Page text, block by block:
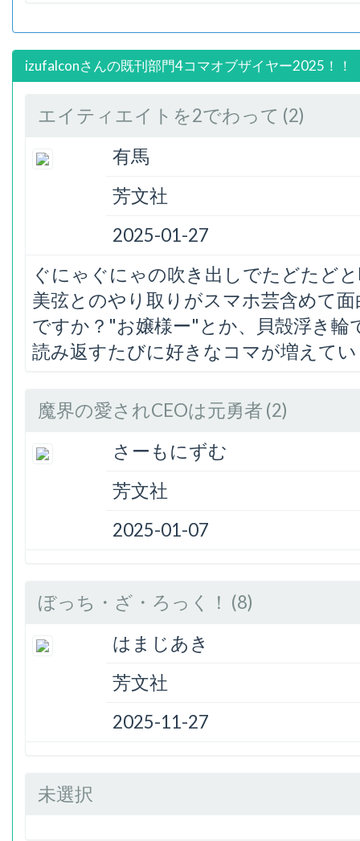
izufalconさんの既刊部門4コマオブザイヤー2025！！
エイティエイトを2でわって (2)
有馬
芳文社
2025-01-27
ぐにゃぐにゃの吹き出しでたどたど
美弦とのやり取りがスマホ芸含めて
ですか？"お嬢様ー"とか、貝殻浮き
読み返すたびに好きなコマが増えて
魔界の愛されCEOは元勇者 (2)
さーもにずむ
芳文社
2025-01-07
ぼっち・ざ・ろっく！ (8)
はまじあき
芳文社
2025-11-27
未選択